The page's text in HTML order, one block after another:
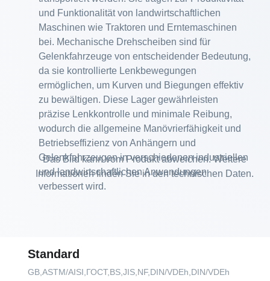
Das Bild kann vom Produkt abweichen. Weitere
Informationen finden Sie in den technischen Daten.
und Funktionalität von landwirtschaftlichen
Maschinen wie Traktoren und Erntemaschinen
bei. Mechanische Drehscheiben sind für
Gelenkfahrzeuge von entscheidender Bedeutung,
da sie kontrollierte Lenkbewegungen
ermöglichen, um Kurven und Biegungen effektiv
zu bewältigen. Diese Lager gewährleisten
präzise Lenkkontrolle und minimale Reibung,
wodurch die allgemeine Manövrierfähigkeit und
Betriebseffizienz von Anhängern und
Gelenkfahrzeugen in verschiedenen industriellen
und landwirtschaftlichen Anwendungen
verbessert wird.
Standard
GB,ASTM/AISI,ГОСТ,BS,JIS,NF,DIN/VDEh,DIN/VDEh